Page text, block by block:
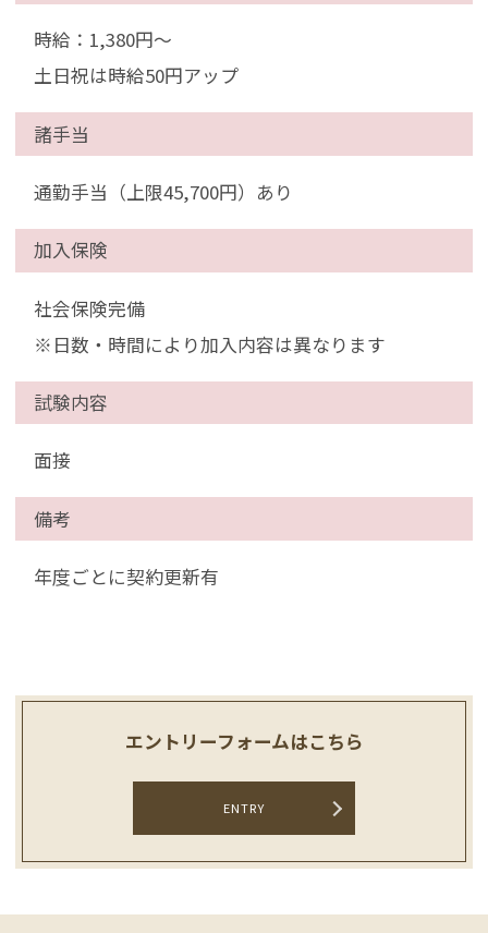
時給：1,380円～
土日祝は時給50円アップ
諸手当
通勤手当（上限45,700円）あり
加入保険
社会保険完備
※日数・時間により加入内容は異なります
試験内容
面接
備考
年度ごとに契約更新有
エントリーフォームはこちら
ENTRY